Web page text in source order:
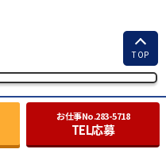
お仕事No.283-5718
TEL応募
TOP